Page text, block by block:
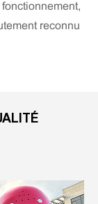
reconnu